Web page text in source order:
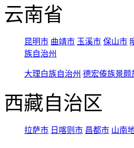
云南省
昆明市 曲靖市 玉溪市 保山市
族自治州
大理白族自治州 德宏傣族景颇
西藏自治区
拉萨市 日喀则市 昌都市 山南